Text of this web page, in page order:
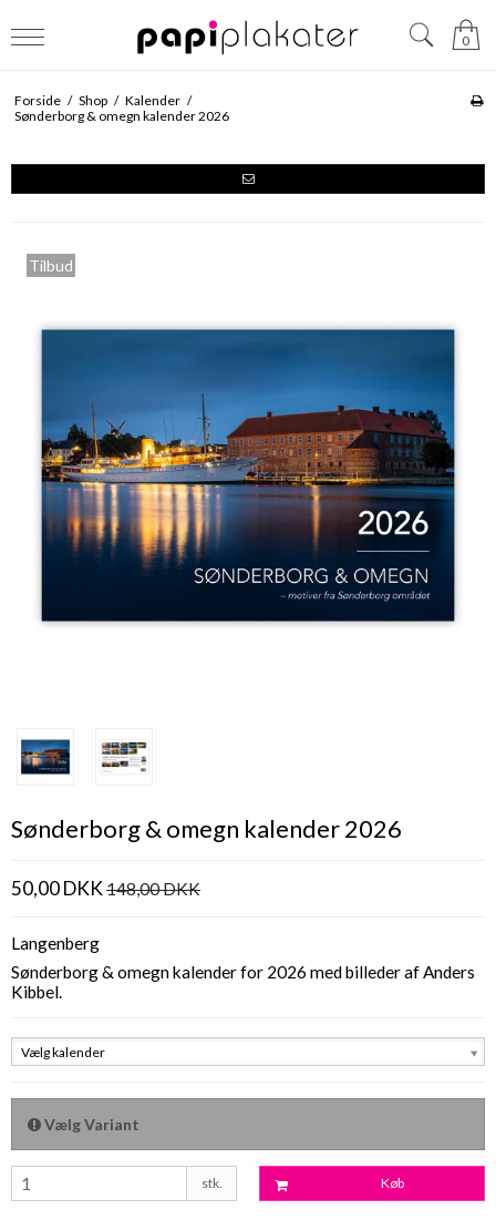
0
Forside / Shop / Kalender /
Sønderborg & omegn kalender 2026
Tilbud
Sønderborg & omegn kalender 2026
50,00 DKK148,00 DKK
Langenberg
Sønderborg & omegn kalender for 2026 med billeder af Anders
Kibbel.
Vælg kalender
Vælg Variant
stk. Køb